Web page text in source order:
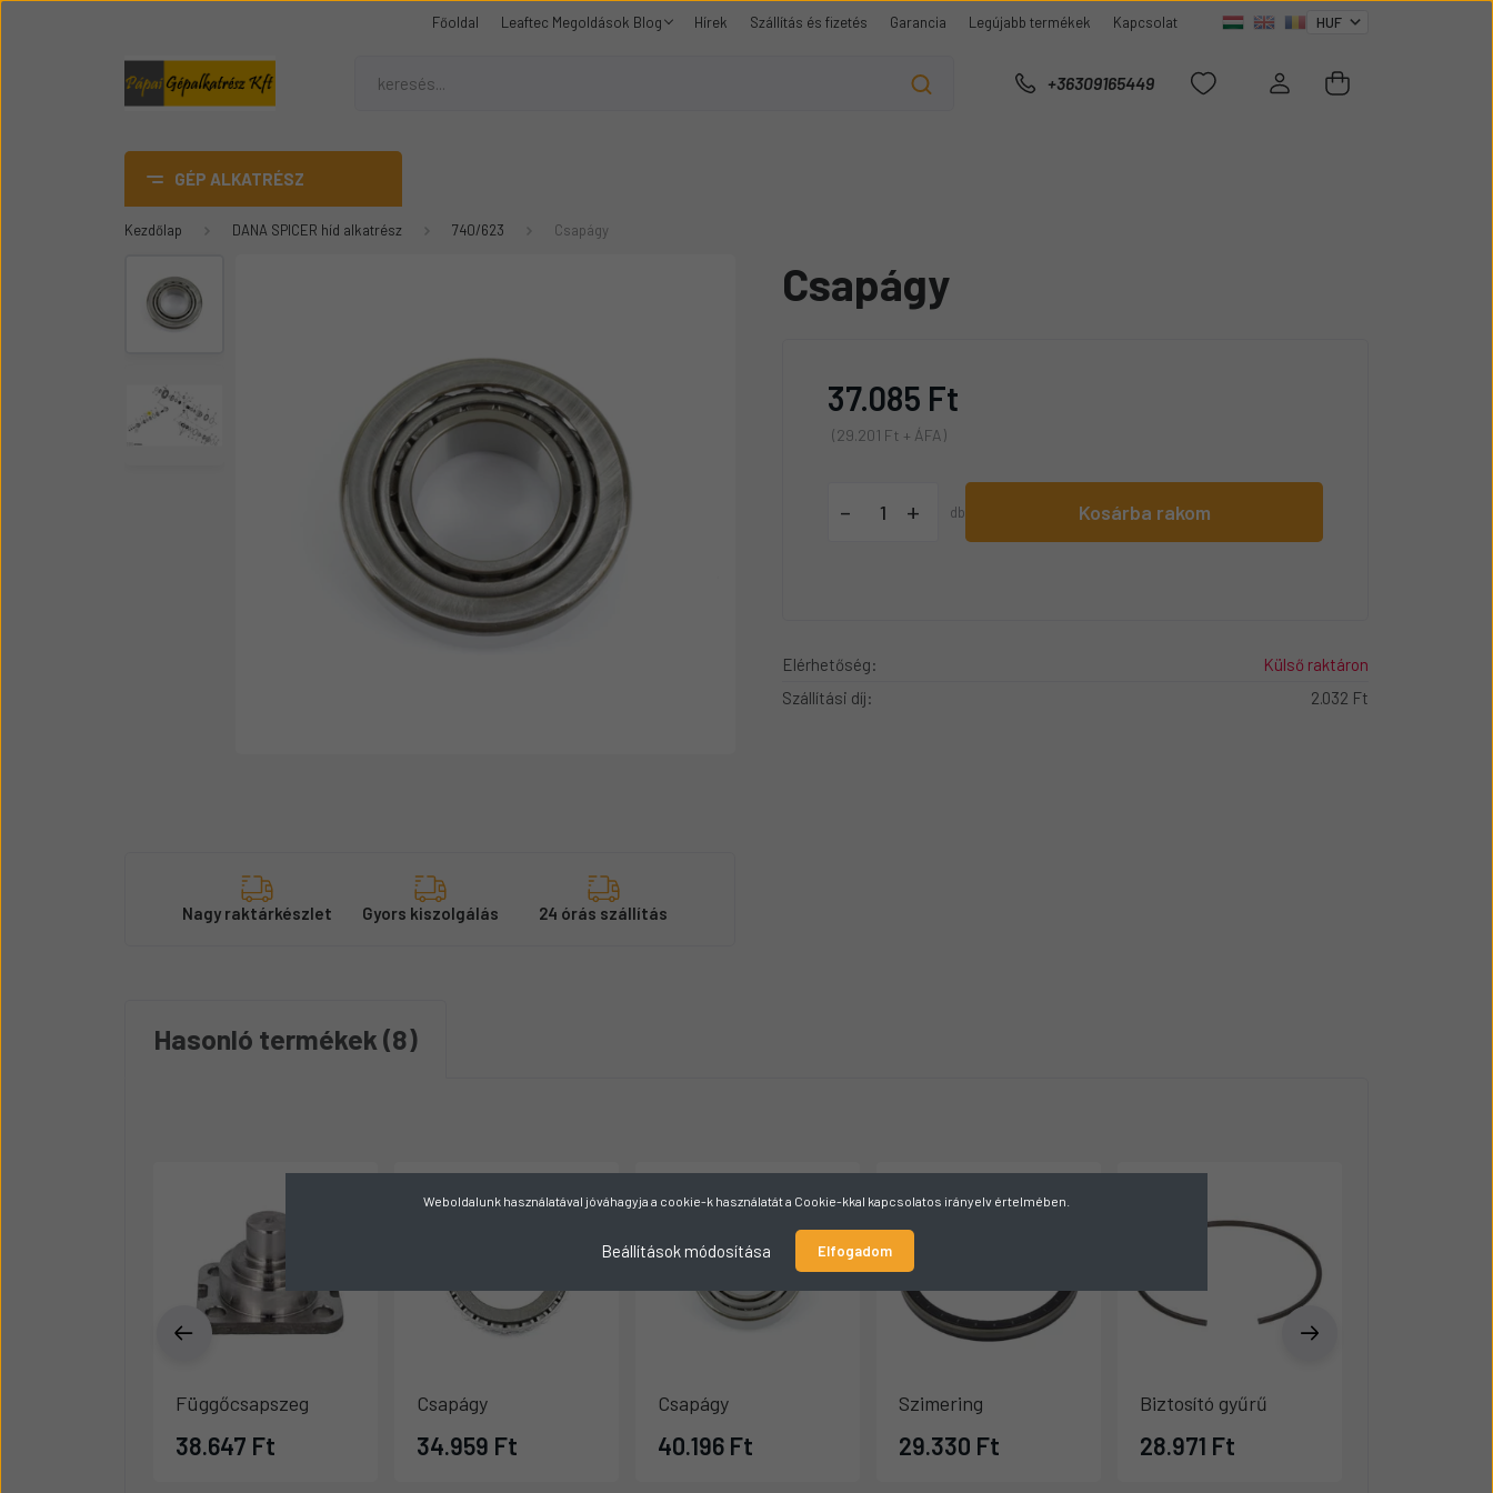
Főoldal Leaftec Megoldások Blog Hírek Szállítás és fizetés Garancia Legújabb termékek Kapcsolat
+36309165449
GÉP ALKATRÉSZ
AdBlue
DANA SPICER híd alkatrész
Gumiheveder
Épitőipari gépalkatrészek
Kezdőlap DANA SPICER híd alkatrész 740/623 Csapágy
Nagy raktárkészlet Gyors kiszolgálás 24 órás szállítás
Csapágy
37.085 Ft
(29.201 Ft + ÁFA)
- + db Kosárba rakom
Elérhetőség:
Külső raktáron
Szállítási díj:
2.032 Ft
Hasonló termékek 8
Függőcsapszeg
38.647 Ft
Csapágy
34.959 Ft
Csapágy
40.196 Ft
Szimering
29.330 Ft
Biztosító gyűrű
28.971 Ft
Weboldalunk használatával jóváhagyja a cookie-k használatát a Cookie-kkal kapcsolatos irányelv értelmében.
Beállítások módosítása Elfogadom